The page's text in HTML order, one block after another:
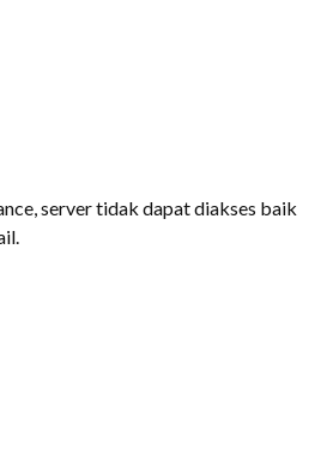
server tidak dapat diakses baik